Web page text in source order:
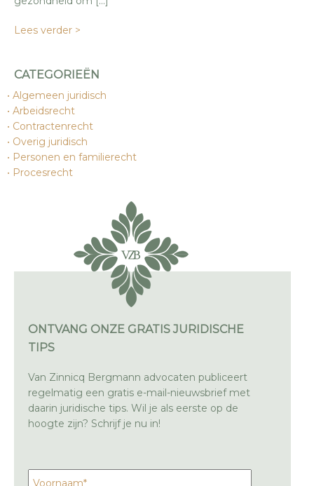
Lees verder >
CATEGORIEËN
Algemeen juridisch
Arbeidsrecht
Contractenrecht
Overig juridisch
Personen en familierecht
Procesrecht
ONTVANG ONZE GRATIS JURIDISCHE
TIPS
Van Zinnicq Bergmann advocaten publiceert
regelmatig een gratis e-mail-nieuwsbrief met
daarin juridische tips. Wil je als eerste op de
hoogte zijn? Schrijf je nu in!